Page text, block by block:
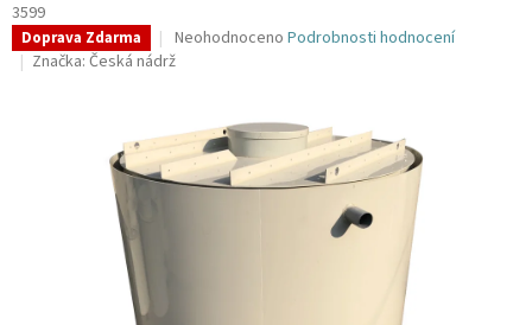
3599
Doprava Zdarma
Průměrné
hodnocení
0,0
z
hvězdiček.
Neohodnoceno Podrobnosti hodnocení
Značka: Česká nádrž